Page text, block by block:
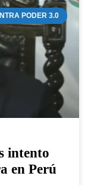
PODER 3.0
intento
en Perú